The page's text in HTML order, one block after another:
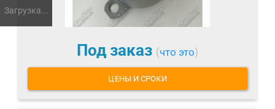
Загрузка...
Под заказ (что это)
ЦЕНЫ И СРОКИ